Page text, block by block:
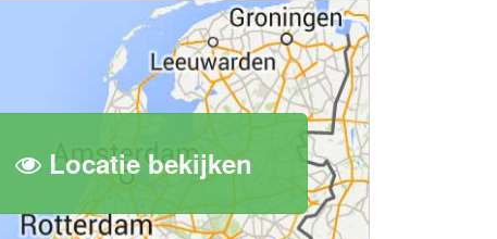
Locatie bekijken